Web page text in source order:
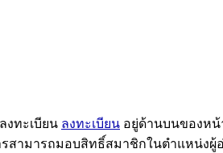
งทะเบียน ลงทะเบียน อยู่ด้านบนของหน้
ามารถมอบสิทธิ์สมาชิกในตำแหน่งผู้